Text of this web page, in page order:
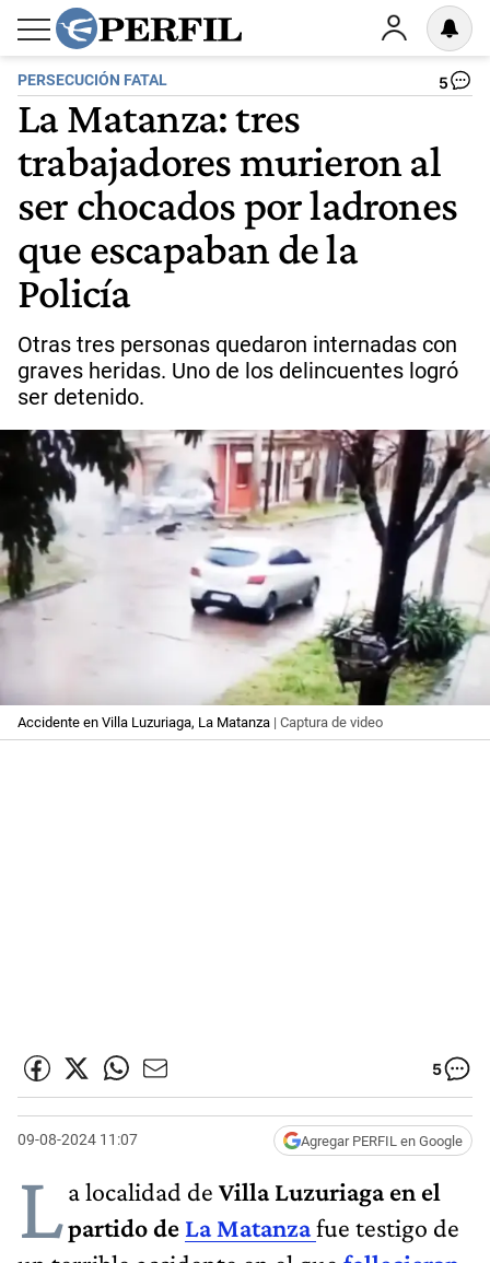
PERSECUCIÓN FATAL 5
La Matanza: tres
trabajadores murieron al
ser chocados por ladrones
que escapaban de la
Policía
Otras tres personas quedaron internadas con
graves heridas. Uno de los delincuentes logró
ser detenido.
Accidente en Villa Luzuriaga, La Matanza | Captura de video
5
09-08-2024 11:07 Agregar PERFIL en Google
La localidad de Villa Luzuriaga en el
partido de La Matanzafue testigo de